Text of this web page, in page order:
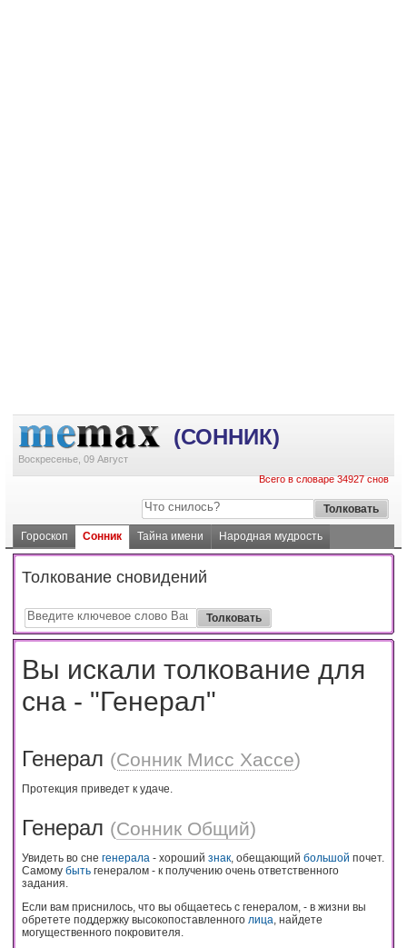
(СОННИК)
Воскресенье, 09 Август
Всего в словаре 34927 снов
Гороскоп Сонник Тайна имени Народная мудрость
Толкование сновидений
Вы искали толкование для
сна - "Генерал"
Генерал (Сонник Мисс Хассе)
Протекция приведет к удаче.
Генерал (Сонник Общий)
Увидеть во сне генерала - хороший знак , обещающий большой почет.
Самому быть генералом - к получению очень ответственного
задания.
Если вам приснилось, что вы общаетесь с генералом, - в жизни вы
обретете поддержку высокопоставленного лица , найдете
могущественного покровителя.